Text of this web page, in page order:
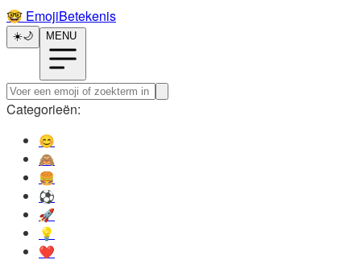
🤓️ EmojiBetekenis
☀️🌙 MENU
Categorieën:
😊️
🙈️
🍔️
⚽️
🚀️
💡️
❤️